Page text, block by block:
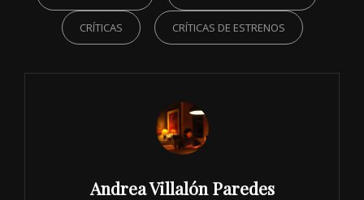
CRÍTICAS CRÍTICAS DE ESTRENOS
Author:
Andrea Villalón Paredes